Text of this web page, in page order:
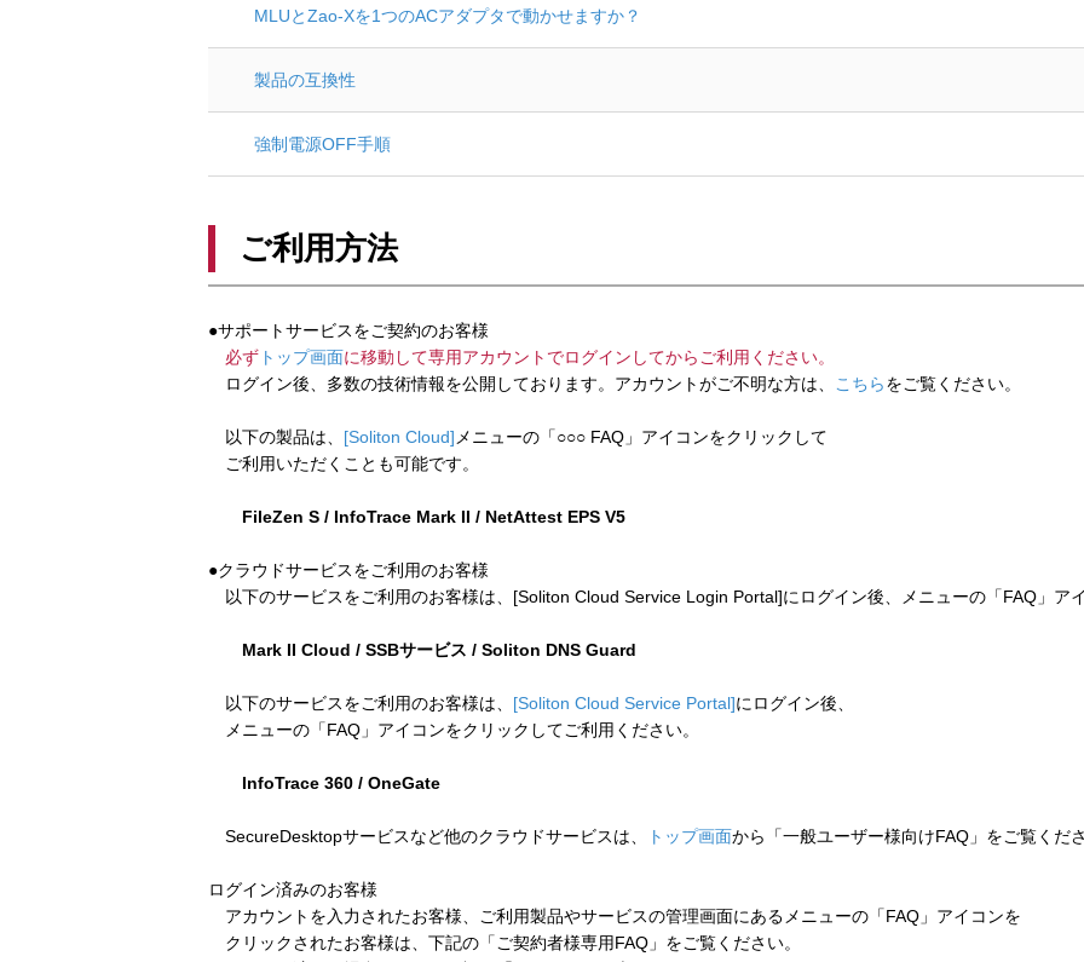
MLUとZao-Xを1つのACアダプタで動かせますか？
製品の互換性
強制電源OFF手順
ご利用方法
●サポートサービスをご契約のお客様
必ず トップ画面に移動して専用アカウントでログインしてからご利用ください。
ログイン後、多数の技術情報を公開しております。アカウントがご不明な方は、
こちらをご覧ください。
以下の製品は、 [Soliton Cloud] メニューの「○○○ FAQ」アイコンをクリックして
ご利用いただくことも可能です。
FileZen S / InfoTrace Mark II / NetAttest EPS V5
●クラウドサービスをご利用のお客様
以下のサービスをご利用のお客様は、[Soliton Cloud Service Login Portal]にログイン後、メニューの「FAQ」ア
Mark II Cloud / SSBサービス / Soliton DNS Guard
以下のサービスをご利用のお客様は、 [Soliton Cloud Service Portal]にログイン後、
メニューの「FAQ」アイコンをクリックしてご利用ください。
InfoTrace 360 / OneGate
SecureDesktopサービスなど他のクラウドサービスは、 トップ画面から「一般ユーザー様向けFAQ」をご覧くださ
ログイン済みのお客様
アカウントを入力されたお客様、ご利用製品やサービスの管理画面にあるメニューの「FAQ」アイコンを
クリックされたお客様は、下記の「ご契約者様専用FAQ」をご覧ください。